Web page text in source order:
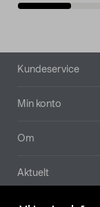
Bunntekst
Kundeservice
Min konto
Om
Aktuelt